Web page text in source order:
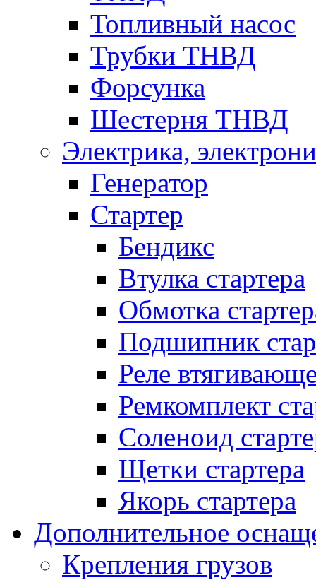
Топливный насос
Трубки ТНВД
Форсунка
Шестерня ТНВД
Электрика,
Генератор
Стартер
Бендикс
Втулка стартера
Обмотка
Подшипник
Реле
Ремкомплект
Соленоид
Щетки стартера
Якорь стартера
Дополнительное
Крепления грузов